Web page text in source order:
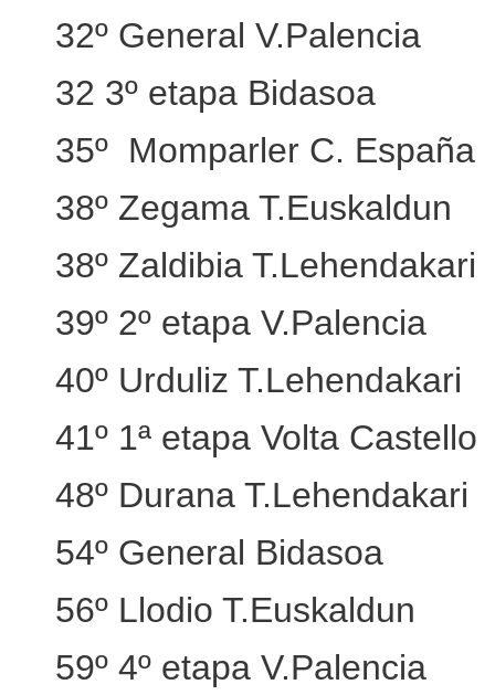
32º General V.Palencia
32 3º etapa Bidasoa
35º Momparler C. España
38º Zegama T.Euskaldun
38º Zaldibia T.Lehendakari
39º 2º etapa V.Palencia
40º Urduliz T.Lehendakari
41º 1ª etapa Volta Castello
48º Durana T.Lehendakari
54º General Bidasoa
56º Llodio T.Euskaldun
59º 4º etapa V.Palencia